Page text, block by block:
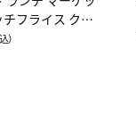
フライス クル
半袖Ｔシャツ
）